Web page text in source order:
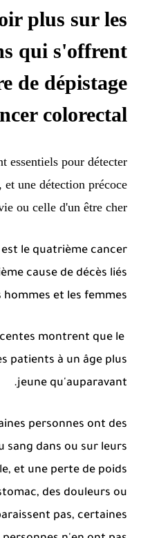
plus sur les
qui s'offrent
de dépistage
colorectal.
essentiels pour détecter
une détection précoce
ou celle d'un être cher.
est le quatrième cancer
cause de décès liés
et les femmes.
montrent que le
patients à un âge plus
jeune qu'auparavant.
personnes ont des
sang dans ou sur leurs
et une perte de poids
des douleurs ou
pas, certaines